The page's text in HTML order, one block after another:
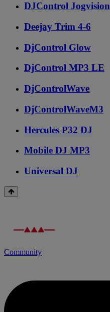
DJControl Jogvision
Deejay Trim 4-6
DjControl Glow
DjControl MP3 LE
DjControlWave
DjControlWaveM3
Hercules P32 DJ
Mobile DJ MP3
Universal DJ
Community